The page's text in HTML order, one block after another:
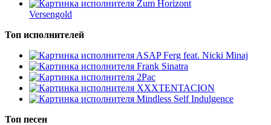
Zum Horizont
Versengold
Топ исполнителей
ASAP Ferg feat. Nicki Minaj
Frank Sinatra
2Pac
XXXTENTACION
Mindless Self Indulgence
Топ песен